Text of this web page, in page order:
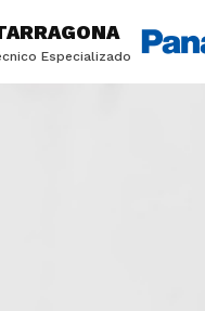
Especializado